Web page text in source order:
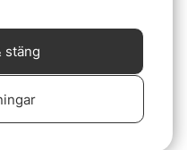
stäng